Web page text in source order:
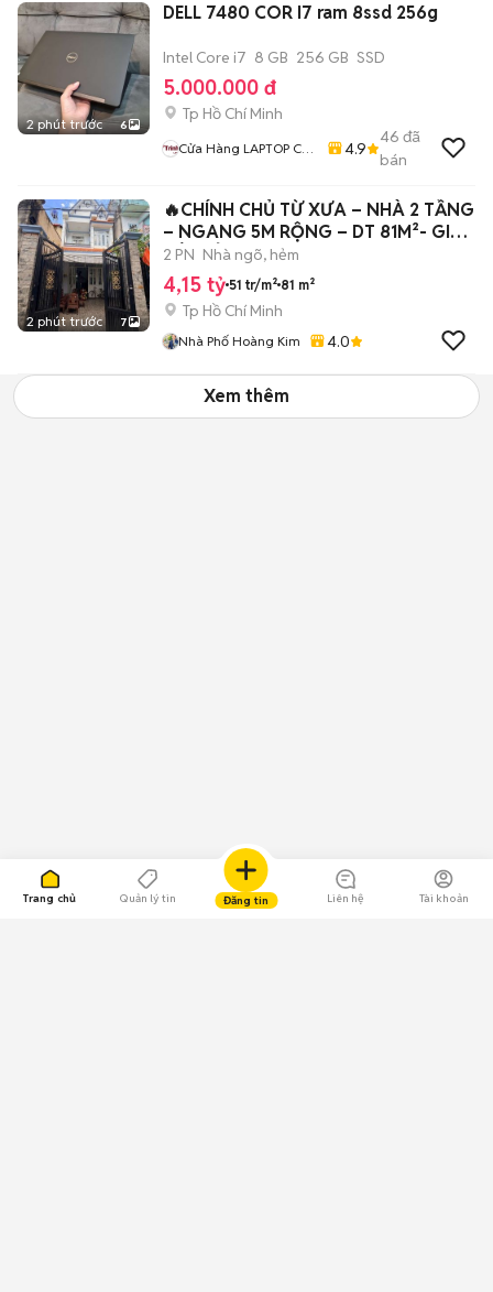
Trang chủ Quản lý tin Đăng tin Liên hệ Tài khoản
2 phút trước 6
DELL 7480 COR I7 ram 8ssd 256g
Intel Core i7 8 GB 256 GB SSD
5.000.000 đ
Tp Hồ Chí Minh
Cửa Hàng LAPTOP Cũ
4.9
46 đã
bán
2 phút trước 7
🔥CHÍNH CHỦ TỪ XƯA – NHÀ 2 TẦNG
– NGANG 5M RỘNG – DT 81M²- GIÁ
SIÊU RẺ🔥
2 PN Nhà ngõ, hẻm
4,15 tỷ 51 tr/m² 81 m²
Tp Hồ Chí Minh
Nhà Phố Hoàng Kim 4.0
Xem thêm